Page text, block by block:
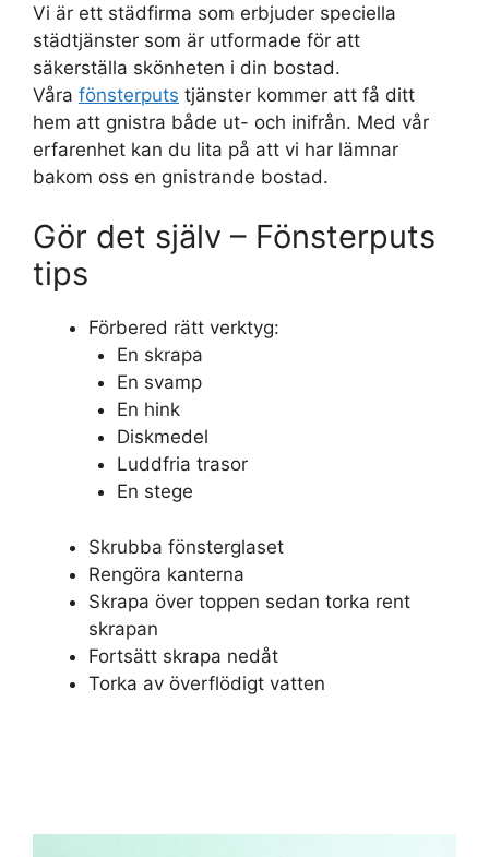
Vi är ett städfirma som erbjuder speciella
städtjänster som är utformade för att
säkerställa skönheten i din bostad.
Våra fönsterputs tjänster kommer att få ditt
hem att gnistra både ut- och inifrån. Med vår
erfarenhet kan du lita på att vi har lämnar
bakom oss en gnistrande bostad.
Gör det själv – Fönsterputs
tips
Förbered rätt verktyg:
En skrapa
En svamp
En hink
Diskmedel
Luddfria trasor
En stege
Skrubba fönsterglaset
Rengöra kanterna
Skrapa över toppen sedan torka rent
skrapan
Fortsätt skrapa nedåt
Torka av överflödigt vatten